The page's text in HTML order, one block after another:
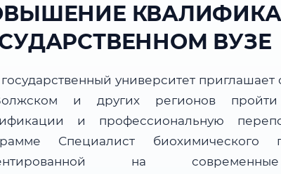
ВУЗЕ
университет приглашает
и других регионов
и профессиональную
Специалист биохимического
на